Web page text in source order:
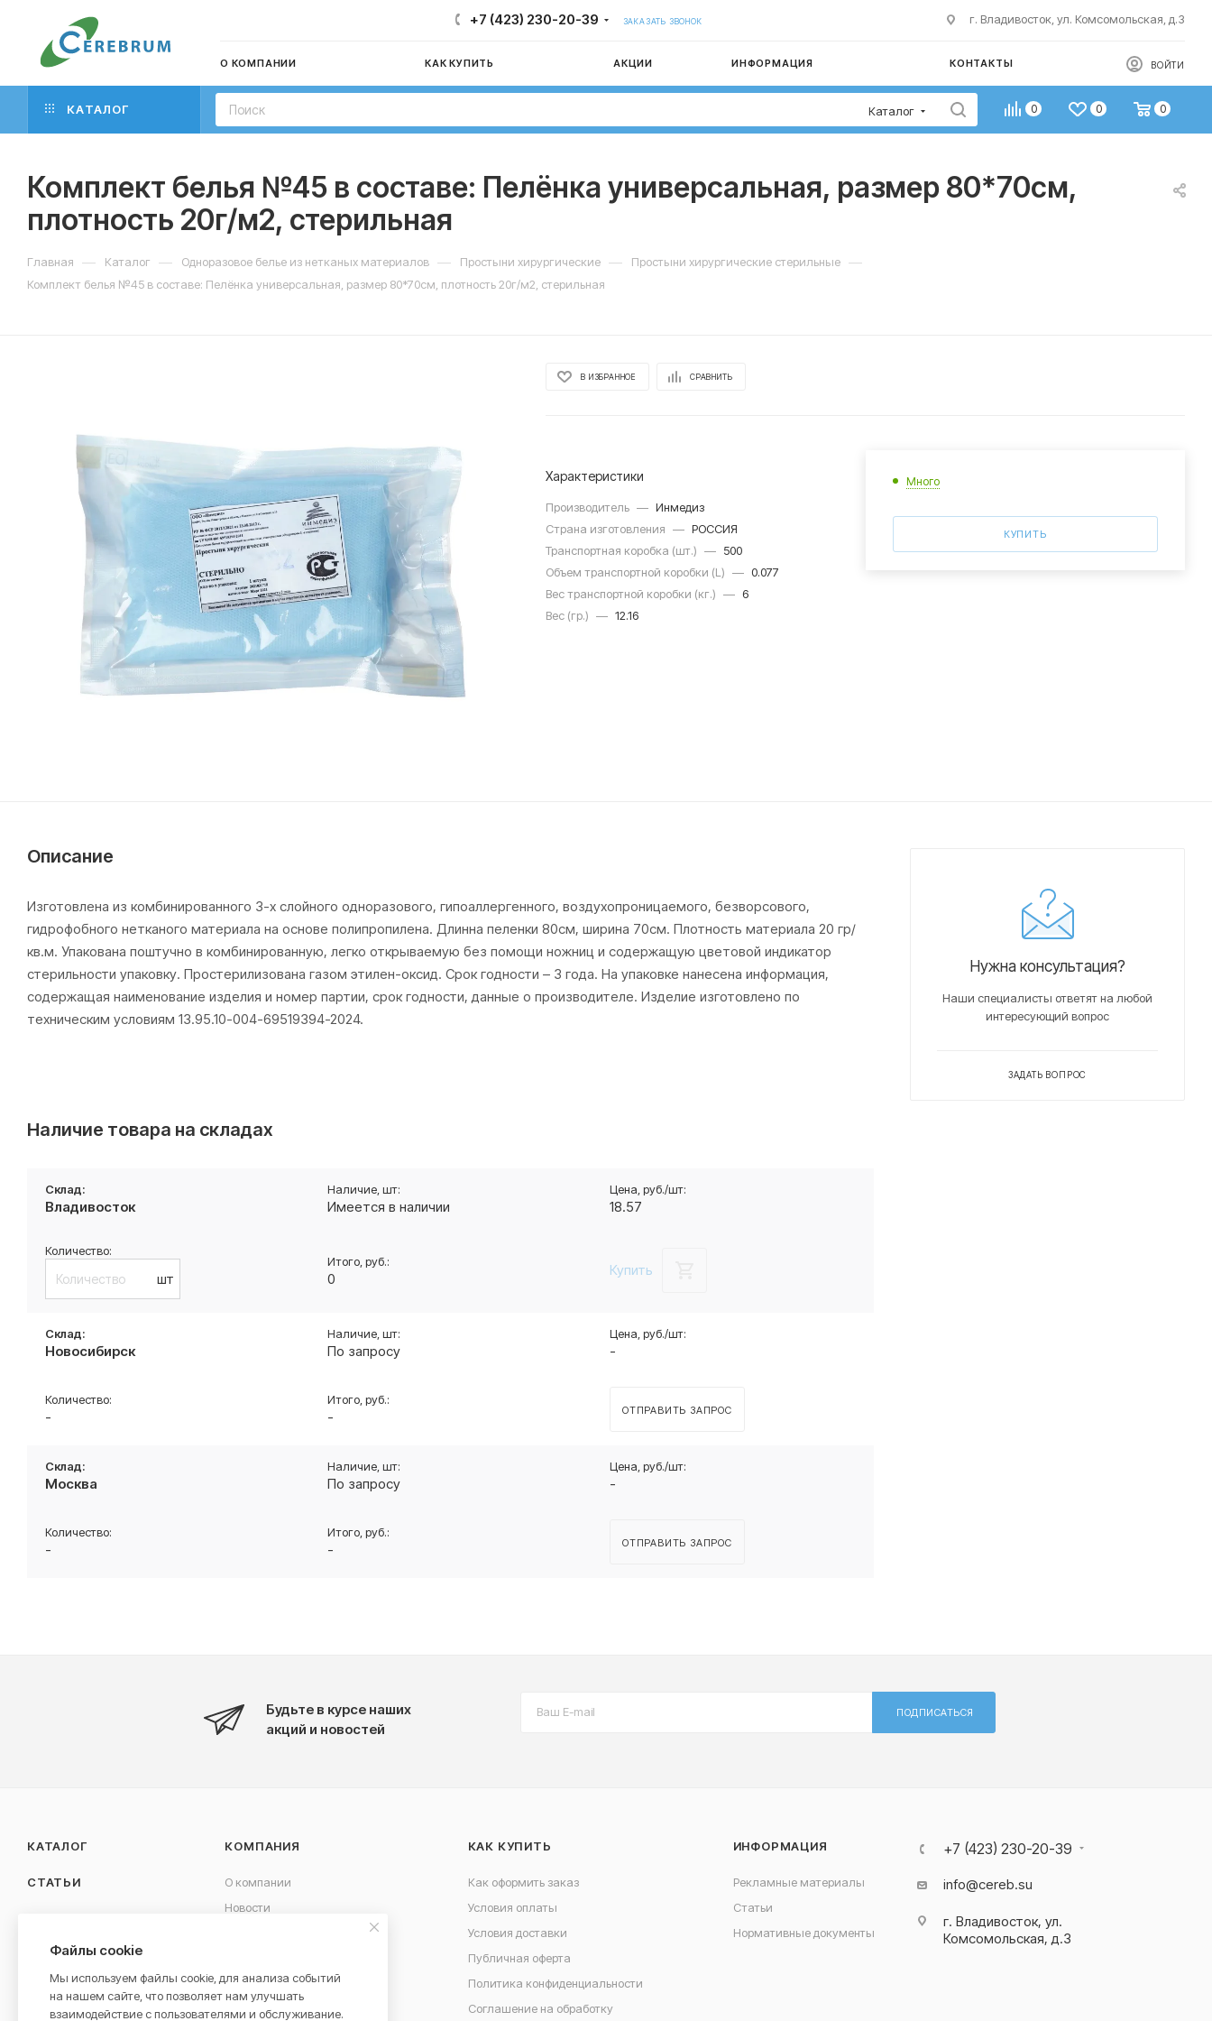
+7 (423) 230-20-39 ЗАКАЗАТЬ ЗВОНОК г. Владивосток, ул. Комсомольская, д.3
О КОМПАНИИ КАК КУПИТЬ АКЦИИ ИНФОРМАЦИЯ КОНТАКТЫ ВОЙТИ
КАТАЛОГ Каталог 0 0 0
Комплект белья №45 в составе: Пелёнка универсальная, размер 80*70см,
плотность 20г/м2, стерильная
Главная — Каталог — Одноразовое белье из нетканых материалов — Простыни хирургические — Простыни хирургические стерильные —
Комплект белья №45 в составе: Пелёнка универсальная, размер 80*70см, плотность 20г/м2, стерильная
В ИЗБРАННОЕ СРАВНИТЬ
Характеристики
Производитель — Инмедиз
Страна изготовления — РОССИЯ
Транспортная коробка (шт.) — 500
Объем транспортной коробки (L) — 0.077
Вес транспортной коробки (кг.) — 6
Вес (гр.) — 12.16
Много
КУПИТЬ
Описание
Изготовлена из комбинированного 3-х слойного одноразового, гипоаллергенного, воздухопроницаемого, безворсового,
гидрофобного нетканого материала на основе полипропилена. Длинна пеленки 80см, ширина 70см. Плотность материала 20 гр/
кв.м. Упакована поштучно в комбинированную, легко открываемую без помощи ножниц и содержащую цветовой индикатор
стерильности упаковку. Простерилизована газом этилен-оксид. Срок годности – 3 года. На упаковке нанесена информация,
содержащая наименование изделия и номер партии, срок годности, данные о производителе. Изделие изготовлено по
техническим условиям 13.95.10-004-69519394-2024.
Наличие товара на складах
Владивосток Имеется в наличии 18.57
шт 0 Купить
Новосибирск По запросу -
- - ОТПРАВИТЬ ЗАПРОС
Москва По запросу -
- - ОТПРАВИТЬ ЗАПРОС
Нужна консультация?
Наши специалисты ответят на любой
интересующий вопрос
ЗАДАТЬ ВОПРОС
Будьте в курсе наших
акций и новостей
ПОДПИСАТЬСЯ
КАТАЛОГ
СТАТЬИ
КОМПАНИЯ
О компании
Новости
КАК КУПИТЬ
Как оформить заказ
Условия оплаты
Условия доставки
Публичная оферта
Политика конфиденциальности
Соглашение на обработку
ИНФОРМАЦИЯ
Рекламные материалы
Статьи
Нормативные документы
+7 (423) 230-20-39
info@cereb.su
г. Владивосток, ул.
Комсомольская, д.3
Файлы cookie
Мы используем файлы cookie, для анализа событий
на нашем сайте, что позволяет нам улучшать
взаимодействие с пользователями и обслуживание.